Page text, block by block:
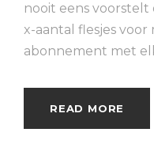
nooit eens
x-aantal flesjes
abonnement met
READ MORE